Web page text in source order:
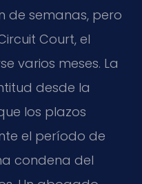
de semanas, pero
Court, el
varios meses. La
desde la
los plazos
el período de
condena del